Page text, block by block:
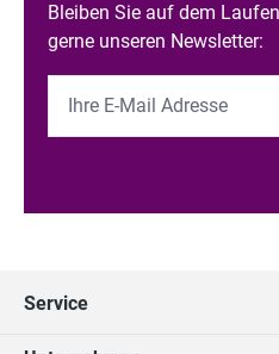
Bleiben Sie auf dem
gerne unseren Newsletter:
Service